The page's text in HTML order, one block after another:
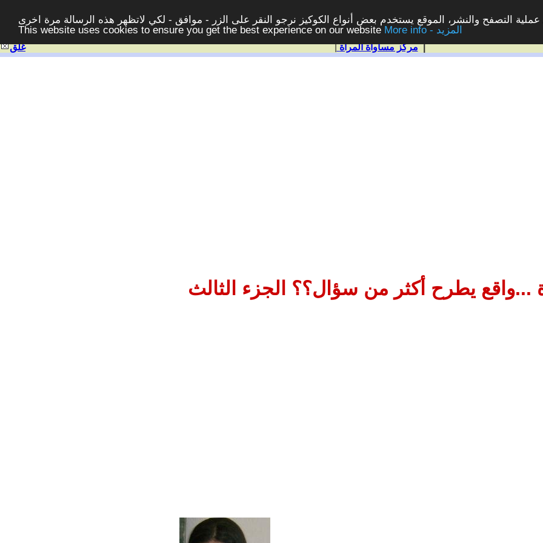
التصفح والنشر، الموقع يستخدم بعض أنواع الكوكيز نرجو النقر على الزر - موافق - لكي لاتظهر هذه الرسالة مرة اخرى -
This website uses cookies to ensure you get the best experience on our website
More info - المزيد
غلق | مركز مساواة المرأة|
...واقع يطرح أكثر من سؤال؟؟ الجزء الثالث